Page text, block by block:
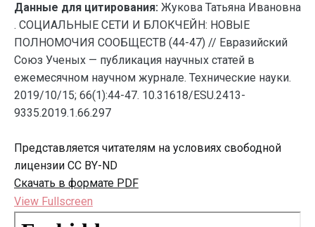
Данные для цитирования: Жукова Татьяна Ивановна
. СОЦИАЛЬНЫЕ СЕТИ И БЛОКЧЕЙН: НОВЫЕ
ПОЛНОМОЧИЯ СООБЩЕСТВ (44-47) // Евразийский
Союз Ученых — публикация научных статей в
ежемесячном научном журнале. Технические науки.
2019/10/15; 66(1):44-47. 10.31618/ESU.2413-
9335.2019.1.66.297
Представляется читателям на условиях свободной
лицензии CC BY-ND
Скачать в формате PDF
View Fullscreen
Перейти